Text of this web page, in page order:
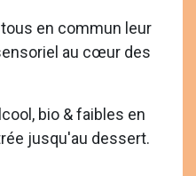
en commun leur
au cœur des
bio & faibles en
jusqu'au dessert.